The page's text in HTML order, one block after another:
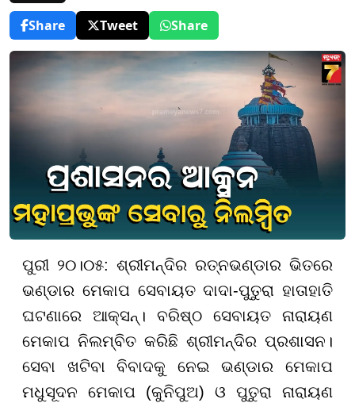
Share
Tweet Share
ପୁରୀ ୨୦।୦୫: ଶ୍ରୀମନ୍ଦିର ରତ୍ନଭଣ୍ଡାର ଭିତରେ
ଭଣ୍ଡାର ମେକାପ ସେବାୟତ ଦାଦା-ପୁତୁରା ହାତାହାତି
ଘଟଣାରେ ଆକ୍ସନ୍। ବରିଷ୍ଠ ସେବାୟତ ନାରାୟଣ
ମେକାପ ନିଲମ୍ବିତ କରିଛି ଶ୍ରୀମନ୍ଦିର ପ୍ରଶାସନ।
ସେବା ଖଟିବା ବିବାଦକୁ ନେଇ ଭଣ୍ଡାର ମେକାପ
ମଧୁସୂଦନ ମେକାପ (କୁନିପୁଅ) ଓ ପୁତୁରା ନାରାୟଣ